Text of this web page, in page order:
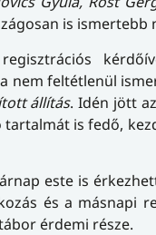
is ismertebb
nem feltétlenül
állítás. Idén jött
tartalmát is fedő,
este is
és a
érdemi része.